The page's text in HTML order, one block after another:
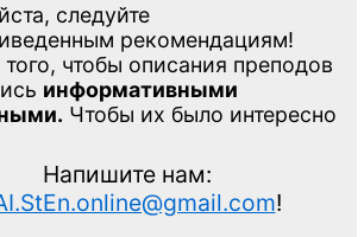
следуйте
рекомендациям!
чтобы описания преподов
информативными
Чтобы их было интересно
Напишите нам:
!